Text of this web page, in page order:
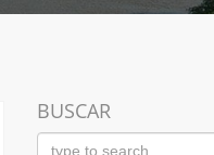
BUSCAR